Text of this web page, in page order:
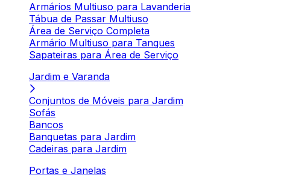
Armários Multiuso para Lavanderia
Tábua de Passar Multiuso
Área de Serviço Completa
Armário Multiuso para Tanques
Sapateiras para Área de Serviço
Jardim e Varanda
Conjuntos de Móveis para Jardim
Sofás
Bancos
Banquetas para Jardim
Cadeiras para Jardim
Portas e Janelas